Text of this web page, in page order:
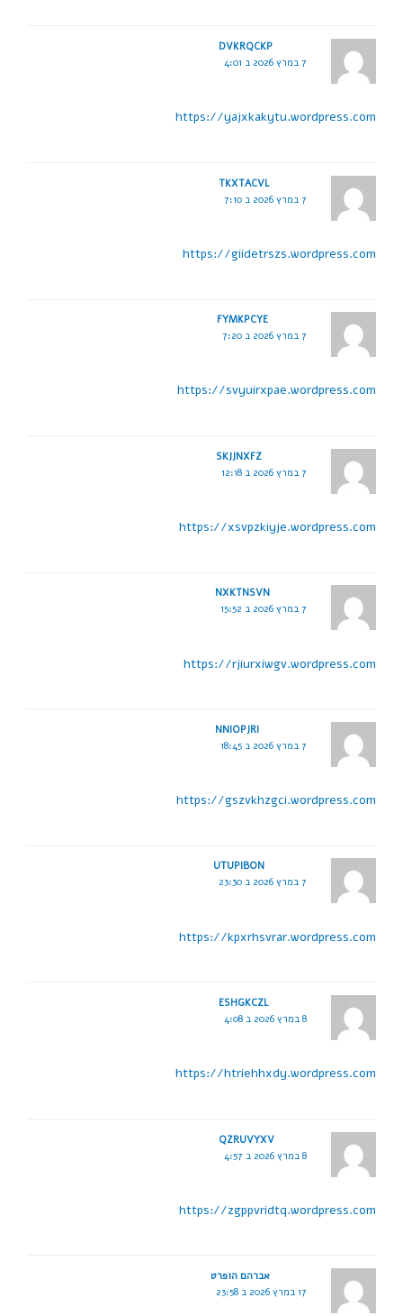
DVKRQCKP
7 במרץ 2026 ב 4:01
https://yajxkakytu.wordpress.com
TKXTACVL
7 במרץ 2026 ב 7:10
https://giidetrszs.wordpress.com
FYMKPCYE
7 במרץ 2026 ב 7:20
https://svyuirxpae.wordpress.com
SKJJNXFZ
7 במרץ 2026 ב 12:18
https://xsvpzkiyje.wordpress.com
NXKTNSVN
7 במרץ 2026 ב 15:52
https://rjiurxiwgv.wordpress.com
NNIOPJRI
7 במרץ 2026 ב 18:45
https://gszvkhzgci.wordpress.com
UTUPIBON
7 במרץ 2026 ב 23:30
https://kpxrhsvrar.wordpress.com
ESHGKCZL
8 במרץ 2026 ב 4:08
https://htriehhxdy.wordpress.com
QZRUVYXV
8 במרץ 2026 ב 4:57
https://zgppvridtq.wordpress.com
אברהם הופרט
17 במרץ 2026 ב 23:58